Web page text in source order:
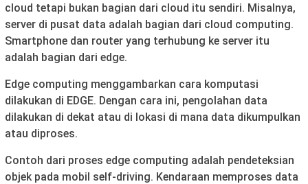
cloud tetapi bukan bagian dari cloud itu sendiri. Misalnya,
server di pusat data adalah bagian dari cloud computing.
Smartphone dan router yang terhubung ke server itu
adalah bagian dari edge.
Edge computing menggambarkan cara komputasi
dilakukan di EDGE. Dengan cara ini, pengolahan data
dilakukan di dekat atau di lokasi di mana data dikumpulkan
atau diproses.
Contoh dari proses edge computing adalah pendeteksian
objek pada mobil self-driving. Kendaraan memproses data